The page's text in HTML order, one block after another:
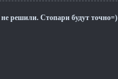
не решили. Стопари будут точно=)